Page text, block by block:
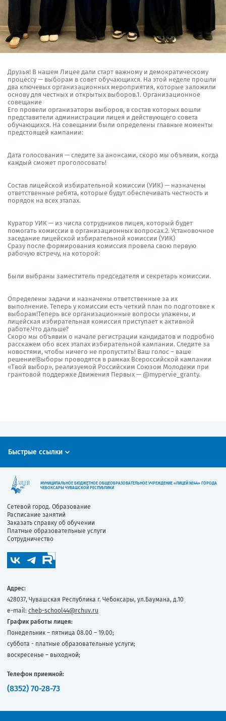
Друзья! В нашем Лицее дали старт важному и демократическому
процессу — выборам в совет обучающихся. На этой неделе прошли
два ключевых организационных мероприятия, которые заложили
основу для честных и открытых выборов.1. Организационное
совещание
Его провели организаторы выборов, в состав которых вошли
представители администрации лицея и действующего совета
обучающихся. На совещании были определены главные моменты
предстоящей кампании:
Дата голосования — следите за анонсами, скоро мы объявим, когда
каждый сможет проголосовать!
Состав лицейской избирательной комиссии (УИК) — назначены
ответственные ребята, которые будут обеспечивать честность и
порядок на всех этапах.
Куратор УИК — из числа сотрудников лицея, который будет
помогать комиссии в организационных вопросах.2. Установочное
заседание лицейской избирательной комиссии (УИК)
Сразу после формирования комиссия провела свою первую
рабочую встречу, на которой:
Были выбраны заместитель председателя и секретарь комиссии.
Определены задачи и назначены ответственные за их
выполнение. Теперь у комиссии есть четкий план по подготовке к
выборам!Теперь все организационные вопросы улажены, и
лицейская избирательная комиссия приступает к активной
работе.Что дальше?
Скоро мы объявим о начале регистрации кандидатов и подробно
расскажем обо всех этапах избирательной кампании. Следите за
новостями, чтобы ничего не пропустить! Ваш голос – ваше
решение!Выборы проводятся в рамках Всероссийской кампании
«Твой выбор», реализуемой Российским Союзом Молодежи при
грантовой поддержке Движения Первых — @mypervie_granty.
Быстрые ссылки
МУНИЦИПАЛЬНОЕ БЮДЖЕТНОЕ ОБЩЕОБРАЗОВАТЕЛЬНОЕ УЧРЕЖДЕНИЕ «ЛИЦЕЙ №44» ГОРОДА
ЧЕБОКСАРЫ ЧУВАШСКОЙ РЕСПУБЛИКИ
Сетевой город. Образование
Расписание занятий
Заказать справку об обучении
Платные образовательные услуги
Сотрудничество
Адрес:
428037, Чувашская Республика г. Чебоксары, ул.Баумана, д.10
e-mail: cheb-school44@rchuv.ru
График работы лицея:
Понедельник – пятница 08.00 – 19.00;
суббота - платные образовательные услуги;
воскресенье – выходной;
Телефон приемной:
(8352) 70-28-73